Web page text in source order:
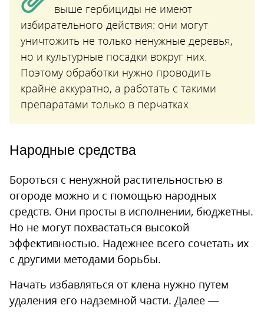
выше гербициды не имеют
избирательного действия: они могут
уничтожить не только ненужные деревья,
но и культурные посадки вокруг них.
Поэтому обработки нужно проводить
крайне аккуратно, а работать с такими
препаратами только в перчатках.
Народные средства
Бороться с ненужной растительностью в
огороде можно и с помощью народных
средств. Они просты в исполнении, бюджетны.
Но не могут похвастаться высокой
эффективностью. Надежнее всего сочетать их
с другими методами борьбы.
Начать избавляться от клена нужно путем
удаления его надземной части. Далее —